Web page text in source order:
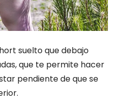
suelto que debajo
que te permite hacer
pendiente de que se